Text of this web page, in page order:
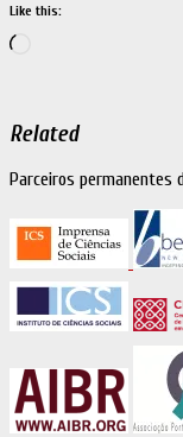
Like this:
Related
Parceiros permanentes